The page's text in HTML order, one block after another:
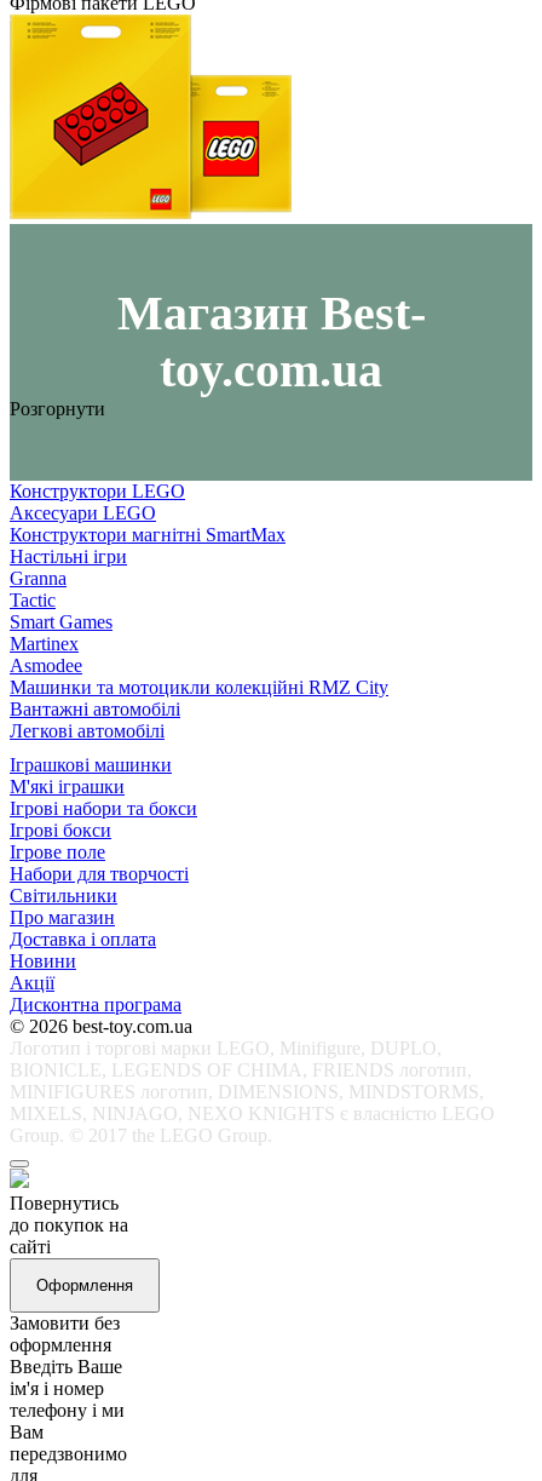
Maгазин Best-
toy.com.ua
Розгорнути
Конструктори LEGO
Аксесуари LEGO
Конструктори магнітні SmartMax
Настільні ігри
Granna
Tactic
Smart Games
Martinex
Asmodee
Машинки та мотоцикли колекційні RMZ City
Вантажні автомобілі
Легкові автомобілі
Іграшкові машинки
М'які іграшки
Ігрові набори та бокси
Ігрові бокси
Ігрове поле
Набори для творчості
Світильники
Про магазин
Доставка і оплата
Новини
Акції
Дисконтна програма
© 2026 best-toy.com.ua
Логотип і торгові марки LEGO, Minifigure, DUPLO,
BIONICLE, LEGENDS OF CHIMA, FRIENDS логотип,
MINIFIGURES логотип, DIMENSIONS, MINDSTORMS,
MIXELS, NINJAGO, NEXO KNIGHTS є власністю LEGO
Group. © 2017 the LEGO Group.
Повернутись
до покупок на
сайті
Оформлення
Замовити без
оформлення
Введіть Ваше
ім'я і номер
телефону і ми
Вам
передзвонимо
для